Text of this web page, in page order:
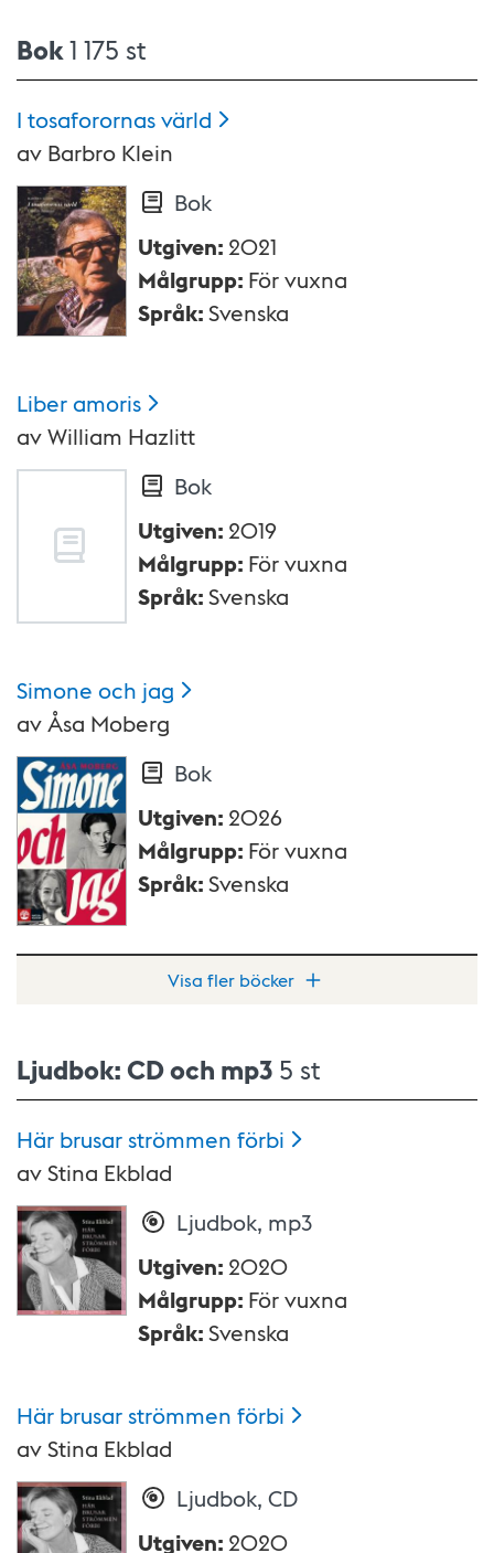
Bok1 175 st
I tosaforornasvärld
av Barbro Klein
Bok
Utgiven: 2021
Målgrupp: För vuxna
Språk:Svenska
Liberamoris
avWilliam Hazlitt
Bok
Utgiven: 2019
Målgrupp: För vuxna
Språk:Svenska
Simone och jag
av Åsa Moberg
Bok
Utgiven: 2026
Målgrupp: För vuxna
Språk:Svenska
Visa fler böcker
Ljudbok: CD och mp3 5 st
Här brusar strömmen förbi
avStina Ekblad
Ljudbok, mp3
Utgiven: 2020
Målgrupp: För vuxna
Språk:Svenska
Här brusar strömmen förbi
avStina Ekblad
Ljudbok, CD
Utgiven: 2020